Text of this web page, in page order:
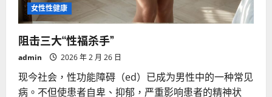
女性性健康
阻击三大“性福杀手”
admin 2026 年 2 月 26 日
现今社会，性功能障碍（ed）已成为男性中的一种常见
病。不但使患者自卑、抑郁，严重影响患者的精神状